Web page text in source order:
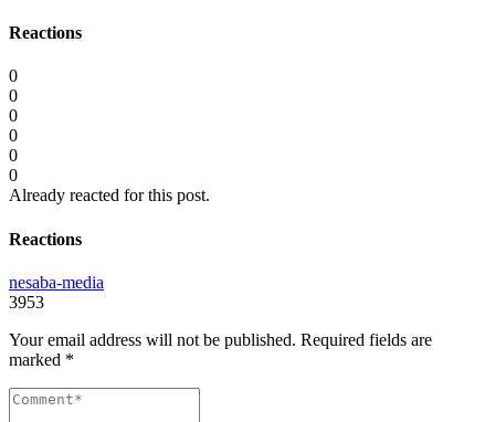
Reactions
0
0
0
0
0
0
Already reacted for this post.
Reactions
nesaba-media
3953
Your email address will not be published. Required fields are
marked *